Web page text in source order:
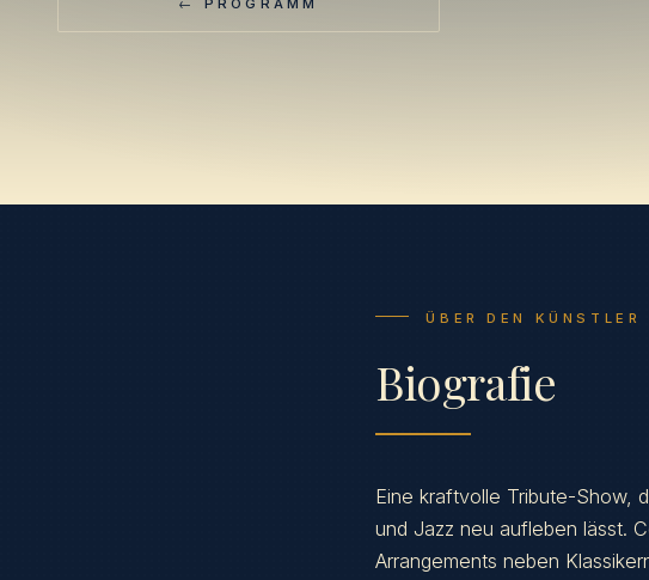
ÜBER DEN KÜNSTLER
Biografie
Eine kraftvolle Tribute-Show,
und Jazz neu aufleben lässt.
Arrangements neben